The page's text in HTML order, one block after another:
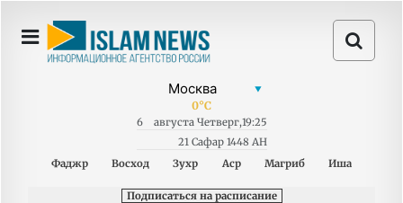
0°C
6 августа Четверг,19:25
21 Сафар 1448 AH
Фаджр
Восход Зухр Аср Магриб Иша
Подписаться на расписание